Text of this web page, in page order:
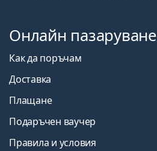
Онлайн пазаруване
Как да поръчам
Доставка
Плащане
Подаръчен ваучер
Правила и условия